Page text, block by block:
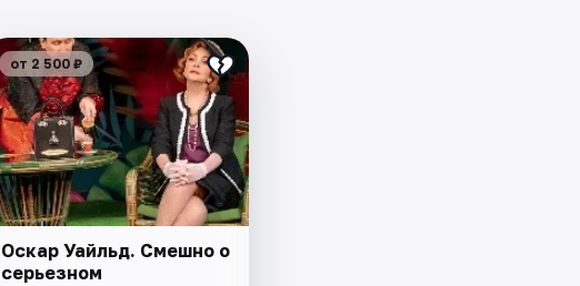
от 2 500 ₽
Оскар Уайльд. Смешно о
серьезном